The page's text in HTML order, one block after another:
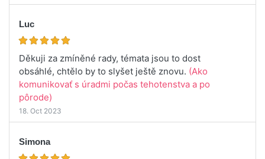
Luc
Děkuji za zmíněné rady, témata jsou to dost
obsáhlé, chtělo by to slyšet ještě znovu. (Ako
komunikovať s úradmi počas tehotenstva a po
pôrode)
18. Oct 2023
Simona